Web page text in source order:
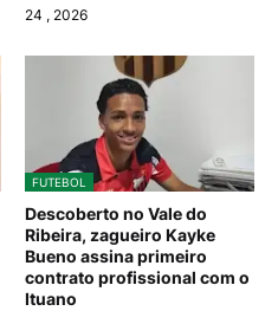
24 , 2026
FUTEBOL
Descoberto no Vale do
Ribeira, zagueiro Kayke
Bueno assina primeiro
contrato profissional com o
Ituano